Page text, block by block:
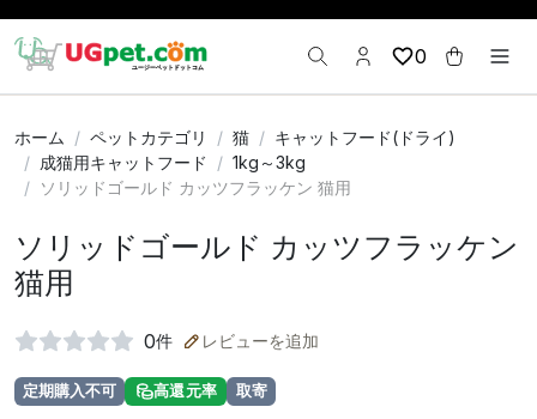
0
ホーム ペットカテゴリ 猫
キャットフード(ドライ)
成猫用キャットフード
1kg～3kg
ソリッドゴールド カッツフラッケン 猫用
ソリッドゴールド カッツフラッケン
猫用
0件 レビューを追加
定期購入不可 高還元率 取寄